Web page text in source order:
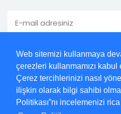
Web sitemizi kullanmaya
çerezleri kullanmamızı kabul
Çerez tercihlerinizi nasıl
ilişkin olarak bilgi sahibi
Politikası”nı incelemenizi
Abone